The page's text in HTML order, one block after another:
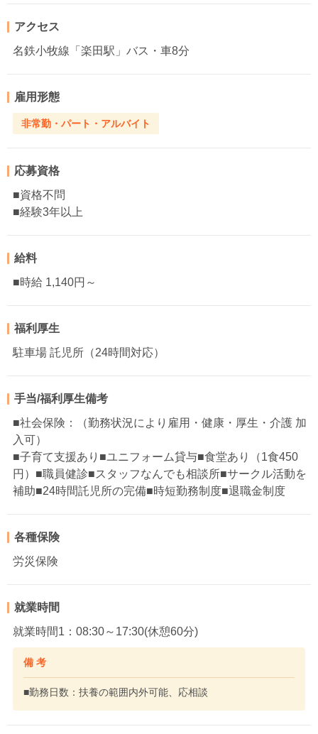
アクセス
名鉄小牧線「楽田駅」バス・車8分
雇用形態
非常勤・パート・アルバイト
応募資格
■資格不問
■経験3年以上
給料
■時給 1,140円～
福利厚生
駐車場 託児所（24時間対応）
手当/福利厚生備考
■社会保険：（勤務状況により雇用・健康・厚生・介護 加
入可）
■子育て支援あり■ユニフォーム貸与■食堂あり（1食450
円）■職員健診■スタッフなんでも相談所■サークル活動を
補助■24時間託児所の完備■時短勤務制度■退職金制度
各種保険
労災保険
就業時間
就業時間1：08:30～17:30(休憩60分)
備 考
■勤務日数：扶養の範囲内外可能、応相談